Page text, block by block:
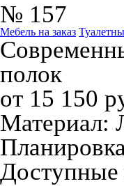
№ 157
Мебель на заказ
полок
от 15 150
Материал:
Доступные